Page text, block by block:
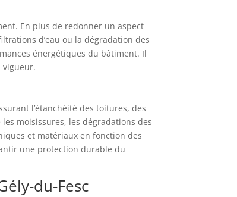
En plus de redonner un aspect
d’eau ou la dégradation des
énergétiques du bâtiment. Il
vigueur.
l’étanchéité des toitures, des
moisissures, les dégradations des
et matériaux en fonction des
une protection durable du
du-Fesc